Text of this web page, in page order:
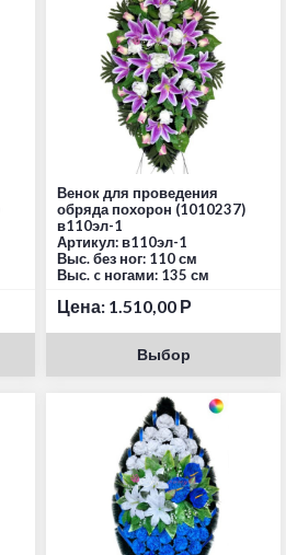
Венок для проведения
обряда похорон (1010237)
в110эл-1
Артикул: в110эл-1
Выс. без ног: 110 см
Выс. c ногами: 135 см
Цена: 1.510,00 Р
Выбор